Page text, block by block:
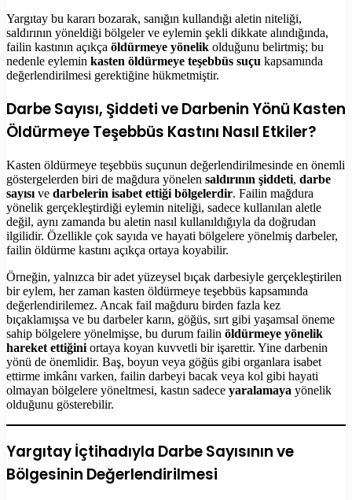
Yargıtay bu kararı bozarak, sanığın kullandığı aletin niteliği,
saldırının yöneldiği bölgeler ve eylemin şekli dikkate alındığında,
failin kastının açıkça öldürmeye yönelik olduğunu belirtmiş; bu
nedenle eylemin kasten öldürmeye teşebbüs suçu kapsamında
değerlendirilmesi gerektiğine hükmetmiştir.
Darbe Sayısı, Şiddeti ve Darbenin Yönü Kasten
Öldürmeye Teşebbüs Kastını Nasıl Etkiler?
Kasten öldürmeye teşebbüs suçunun değerlendirilmesinde en önemli
göstergelerden biri de mağdura yönelen saldırının şiddeti, darbe
sayısı ve darbelerin isabet ettiği bölgelerdir. Failin mağdura
yönelik gerçekleştirdiği eylemin niteliği, sadece kullanılan aletle
değil, aynı zamanda bu aletin nasıl kullanıldığıyla da doğrudan
ilgilidir. Özellikle çok sayıda ve hayati bölgelere yönelmiş darbeler,
failin öldürme kastını açıkça ortaya koyabilir.
Örneğin, yalnızca bir adet yüzeysel bıçak darbesiyle gerçekleştirilen
bir eylem, her zaman kasten öldürmeye teşebbüs kapsamında
değerlendirilemez. Ancak fail mağduru birden fazla kez
bıçaklamışsa ve bu darbeler karın, göğüs, sırt gibi yaşamsal öneme
sahip bölgelere yönelmişse, bu durum failin öldürmeye yönelik
hareket ettiğini ortaya koyan kuvvetli bir işarettir. Yine darbenin
yönü de önemlidir. Baş, boyun veya göğüs gibi organlara isabet
ettirme imkânı varken, failin darbeyi bacak veya kol gibi hayati
olmayan bölgelere yöneltmesi, kastın sadece yaralamaya yönelik
olduğunu gösterebilir.
Yargıtay İçtihadıyla Darbe Sayısının ve
Bölgesinin Değerlendirilmesi